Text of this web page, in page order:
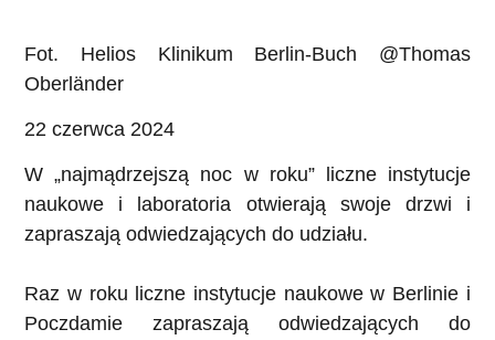
Fot. Helios Klinikum Berlin-Buch @Thomas
Oberländer
22 czerwca 2024
W „najmądrzejszą noc w roku” liczne instytucje
naukowe i laboratoria otwierają swoje drzwi i
zapraszają odwiedzających do udziału.
Raz w roku liczne instytucje naukowe w Berlinie i
Poczdamie zapraszają odwiedzających do